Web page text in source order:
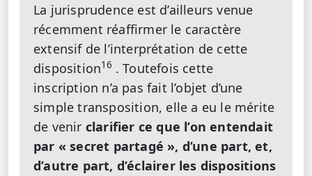
La jurisprudence est d’ailleurs venue
récemment réaffirmer le caractère
extensif de l’interprétation de cette
disposition16 . Toutefois cette
inscription n’a pas fait l’objet d’une
simple transposition, elle a eu le mérite
de venir clarifier ce que l’on entendait
par « secret partagé », d’une part, et,
d’autre part, d’éclairer les dispositions